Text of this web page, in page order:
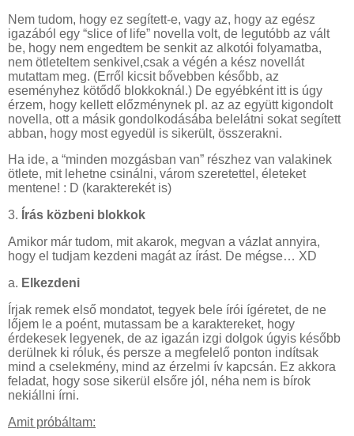
Nem tudom, hogy ez segített-e, vagy az, hogy az egész
igazából egy “slice of life” novella volt, de legutóbb az vált
be, hogy nem engedtem be senkit az alkotói folyamatba,
nem ötleteltem senkivel,csak a végén a kész novellát
mutattam meg. (Erről kicsit bővebben később, az
eseményhez kötődő blokkoknál.) De egyébként itt is úgy
érzem, hogy kellett előzménynek pl. az az együtt kigondolt
novella, ott a másik gondolkodásába belelátni sokat segített
abban, hogy most egyedül is sikerült, összerakni.
Ha ide, a “minden mozgásban van” részhez van valakinek
ötlete, mit lehetne csinálni, várom szeretettel, életeket
mentene! : D (karakterekét is)
3. Írás közbeni blokkok
Amikor már tudom, mit akarok, megvan a vázlat annyira,
hogy el tudjam kezdeni magát az írást. De mégse… XD
a. Elkezdeni
Írjak remek első mondatot, tegyek bele írói ígéretet, de ne
lőjem le a poént, mutassam be a karaktereket, hogy
érdekesek legyenek, de az igazán izgi dolgok úgyis később
derülnek ki róluk, és persze a megfelelő ponton indítsak
mind a cselekmény, mind az érzelmi ív kapcsán. Ez akkora
feladat, hogy sose sikerül elsőre jól, néha nem is bírok
nekiállni írni.
Amit próbáltam: